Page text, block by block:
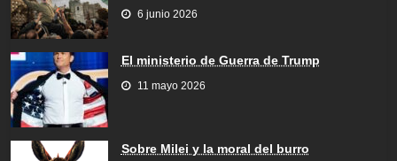
6 junio 2026
El ministerio de Guerra de Trump
11 mayo 2026
Sobre Milei y la moral del burro